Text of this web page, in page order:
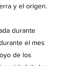
y el origen.
durante
el mes
de los